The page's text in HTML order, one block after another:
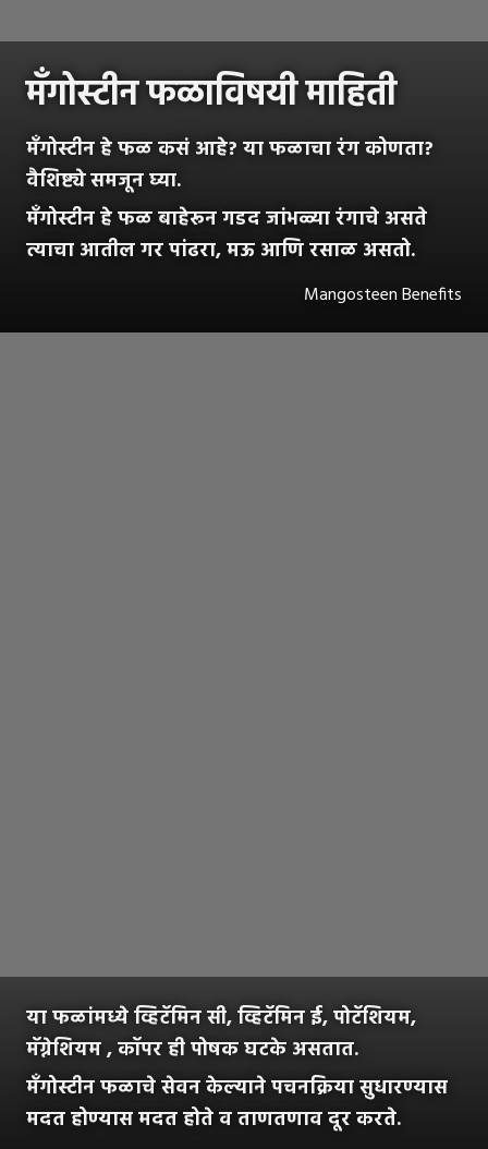
मँगोस्टीन फळाविषयी माहिती
मँगोस्टीन हे फळ कसं आहे? या फळाचा रंग कोणता?
वैशिष्ट्ये समजून घ्या.
मँगोस्टीन हे फळ बाहेरून गडद जांभळ्या रंगाचे असते
त्याचा आतील गर पांढरा, मऊ आणि रसाळ असतो.
Mangosteen Benefits
या फळांमध्ये व्हिटॅमिन सी, व्हिटॅमिन ई, पोटॅशियम,
मॅग्नेशियम , कॉपर ही पोषक घटके असतात.
मँगोस्टीन फळाचे सेवन केल्याने पचनक्रिया सुधारण्यास
मदत होण्यास मदत होते व ताणतणाव दूर करते.